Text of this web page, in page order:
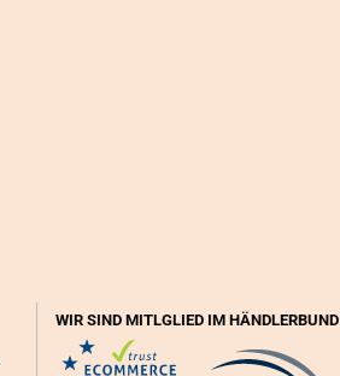
WIR SIND MITLGLIED IM HÄNDLERBUND